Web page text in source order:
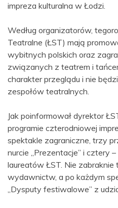
impreza kulturalna w Łodzi.
Według organizatorów,
Teatralne (ŁST) mają
wybitnych polskich oraz
związanych z teatrem i
charakter przeglądu i nie
zespołów teatralnych.
Jak poinformował dyrektor
programie czterodniowej
spektakle zagraniczne, trzy
nurcie „Prezentacje” i cztery
laureatów ŁST. Nie
wydawnictw, a po każdym
„Dysputy festiwalowe” z